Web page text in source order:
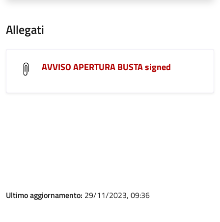
Allegati
AVVISO APERTURA BUSTA signed
Ultimo aggiornamento: 29/11/2023, 09:36